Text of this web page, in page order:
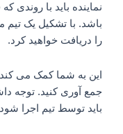
نماینده باید با روندی
باشد. با تشکیل یک تیم
را دریافت خواهید کرد.
این به شما کمک می کند
جمع آوری کنید. توجه
باید توسط تیم اجرا شود.